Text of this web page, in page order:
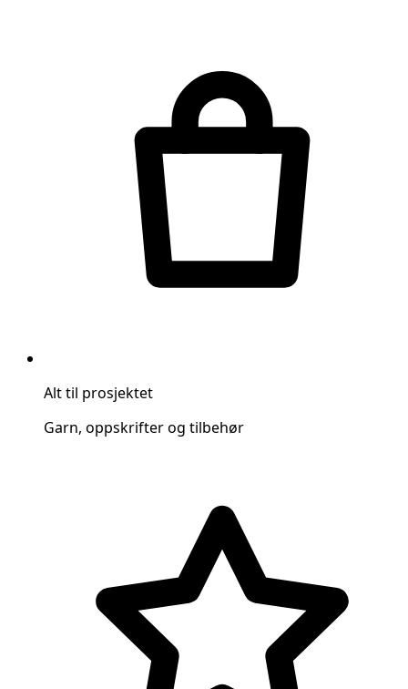
Alt til prosjektet
Garn, oppskrifter og tilbehør